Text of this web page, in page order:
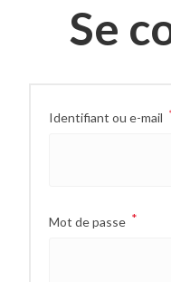
Se
Identifiant ou e-mail
Mot de passe *